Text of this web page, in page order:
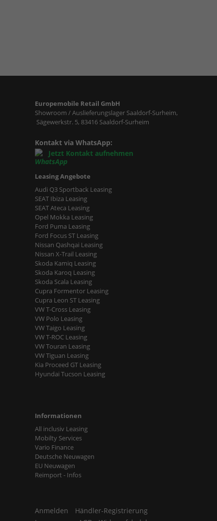
Europemobile Retail GmbH
Showroom / Auslieferungslager Saaldorf-Surheim,
Sägewerkstr. 5, 83416 Saaldorf-Surheim
Kontakt via WhatsApp:
Jetzt Kontakt aufnehmen
Leasing Angebote
Audi Q3 Sportback Leasing
SEAT Ibiza Leasing
SEAT Ateca Leasing
Opel Mokka Leasing
Ford Puma Leasing
Ford Focus ST Leasing
Nissan Qashqai Leasing
Nissan X-Trail Leasing
Skoda Kamiq Leasing
Skoda Karoq Leasing
Skoda Scala Leasing
Cupra Formentor Leasing
Cupra Leon ST Leasing
VW T-Cross Leasing
VW Polo Leasing
VW Taigo Leasing
VW T-ROC Leasing
VW Touran Leasing
VW Tiguan Leasing
Kia Proceed GT Leasing
Hyundai Tucson Leasing
Informationen
All inclusiv Leasing
Mobilty Services
Vario Finance
Deutsche Neuwagen
EU Neuwagen
Reimport - Infos
Anmelden
Händler-Registrierung